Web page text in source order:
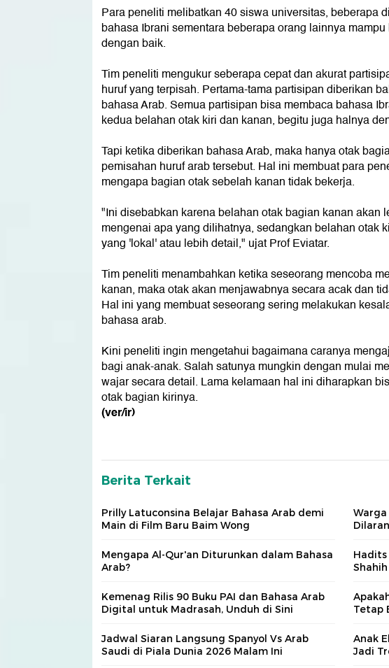
Para peneliti melibatkan 40 siswa universitas, beberapa
bahasa Ibrani sementara beberapa orang lainnya
dengan baik.
Tim peneliti mengukur seberapa cepat dan akurat
huruf yang terpisah. Pertama-tama partisipan diberikan
bahasa Arab. Semua partisipan bisa membaca bahasa
kedua belahan otak kiri dan kanan, begitu juga halnya
Tapi ketika diberikan bahasa Arab, maka hanya otak
pemisahan huruf arab tersebut. Hal ini membuat para
mengapa bagian otak sebelah kanan tidak bekerja.
"Ini disebabkan karena belahan otak bagian kanan akan
mengenai apa yang dilihatnya, sedangkan belahan otak
yang 'lokal' atau lebih detail," ujat Prof Eviatar.
Tim peneliti menambahkan ketika seseorang mencoba
kanan, maka otak akan menjawabnya secara acak dan
Hal ini yang membuat seseorang sering melakukan
bahasa arab.
Kini peneliti ingin mengetahui bagaimana caranya
bagi anak-anak. Salah satunya mungkin dengan mulai
wajar secara detail. Lama kelamaan hal ini diharapkan
otak bagian kirinya.
(ver/ir)
Berita Terkait
Prilly Latuconsina Belajar Bahasa Arab demi
Main di Film Baru Baim Wong
Mengapa Al-Qur'an Diturunkan dalam Bahasa
Arab?
Hadits
Kemenag Rilis 90 Buku PAI dan Bahasa Arab
Digital untuk Madrasah, Unduh di Sini
Tetap
Jadwal Siaran Langsung Spanyol Vs Arab
Saudi di Piala Dunia 2026 Malam Ini
Anak
Jadi